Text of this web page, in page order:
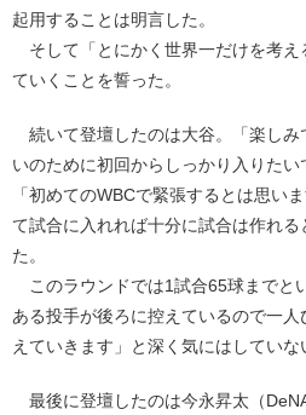
起用することは明言した。
そして「とにかく世界一だけを考え
ていくことを誓った。
続いて登壇したのは大谷。「楽しみ
いのために初回からしっかり入りたい
「初めてのWBCで緊張するとは思い
て試合に入れれば十分に試合は作れ
た。
このラウンドでは1試合65球までと
ある投手が後ろに控えているので一
えていきます」と深く気にはしていな
最後に登壇したのは今永昇太（